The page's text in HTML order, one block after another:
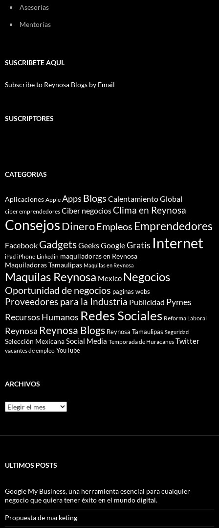
Asesorías
Mentorías
SUSCRIBETE AQUI.
Subscribe to Reynosa Blogs by Email
SUSCRIPTORES
CATEGORIAS
Aplicaciones Apple Apps Blogs Calentamiento Global
ciber emprendedores Ciber negociosClima en Reynosa
ConsejosDineroEmpleos Emprendedores
Facebook GadgetsGeeksGoogleGratis Internet
iPad iPhone Linkedin maquiladoras en Reynosa
Maquiladoras Tamaulipas Maquilas en Reynosa
Maquilas Reynosa Mexico Negocios
Oportunidad de negocios paginas webs
Proveedores para la Industria Publicidad Pymes
Recursos Humanos Redes Sociales Reforma Laboral
Reynosa Reynosa Blogs Reynosa Tamaulipas Seguridad
Selección MexicanaSocial Media Temporada de Huracanes Twitter
vacantes de empleo YouTube
ARCHIVOS
Archivos
ULTIMOS POSTS
Google My Business, una herramienta esencial para cualquier
negocio que quiera tener éxito en el mundo digital.
Propuesta de marketing